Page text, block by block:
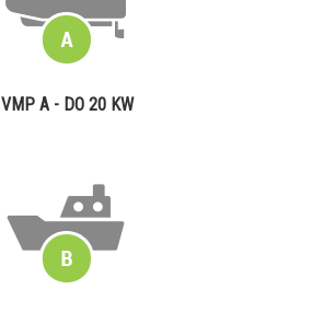
VMP A - DO 20 KW